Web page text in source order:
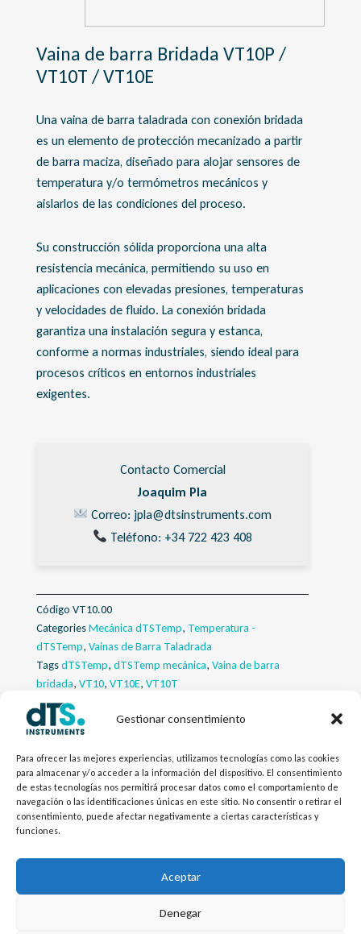
Gestionar consentimiento
Para ofrecer las mejores experiencias, utilizamos tecnologías como las cookies
para almacenar y/o acceder a la información del dispositivo. El consentimiento
de estas tecnologías nos permitirá procesar datos como el comportamiento de
navegación o las identificaciones únicas en este sitio. No consentir o retirar el
consentimiento, puede afectar negativamente a ciertas características y
funciones.
Aceptar
Denegar
Descargas
Productos Relacionados
Vaina de barra Bridada VT10P /
VT10T / VT10E
Una vaina de barra taladrada con conexión bridada
es un elemento de protección mecanizado a partir
de barra maciza, diseñado para alojar sensores de
temperatura y/o termómetros mecánicos y
aislarlos de las condiciones del proceso.
Su construcción sólida proporciona una alta
resistencia mecánica, permitiendo su uso en
aplicaciones con elevadas presiones, temperaturas
y velocidades de fluido. La conexión bridada
garantiza una instalación segura y estanca,
conforme a normas industriales, siendo ideal para
procesos críticos en entornos industriales
exigentes.
Contacto Comercial
Joaquim Pla
Correo: jpla@dtsinstruments.com
Teléfono: +34 722 423 408
Código VT10.00
CategoriesMecánica dTSTemp, Temperatura -
dTSTemp, Vainas de Barra Taladrada
TagsdTSTemp, dTSTemp mecánica, Vaina de barra
bridada, VT10, VT10E, VT10T